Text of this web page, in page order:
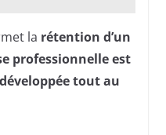
la rétention d’un
professionnelle est
développée tout au